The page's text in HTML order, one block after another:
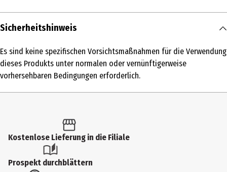
Inhalt
Produkttyp
Handpflege
Einsatzbereich
trockene Haut
Inhaltsstoffe
Sicherheitshinweis
Es sind keine spezifischen Vorsichtsmaßnahmen für die Verwendung
dieses Produkts unter normalen oder vernünftigerweise
vorhersehbaren Bedingungen erforderlich.
Kostenlose Lieferung in die Filiale
Prospekt durchblättern